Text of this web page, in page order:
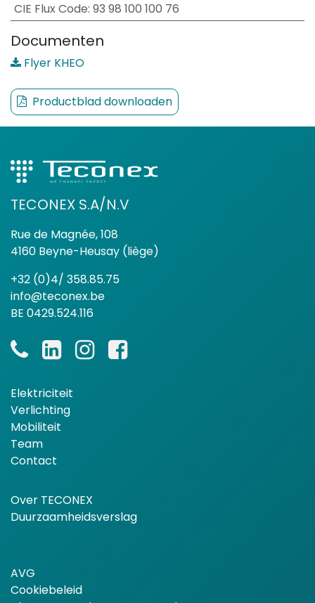
CIE Flux Code: 93 98 100 100 76
Documenten
Flyer KHEO
Productblad downloaden
TECONEX S.A/N.V
Rue de Magnée, 108
4160 Beyne-Heusay (liège)
+32 (0)4/ 358.85.75
info@teconex.be
BE 0429.524.116
Elektriciteit
Verlichting
Mobiliteit
Team
Contact
Over TECONEX
Duurzaamheidsverslag
AVG
Cookiebeleid